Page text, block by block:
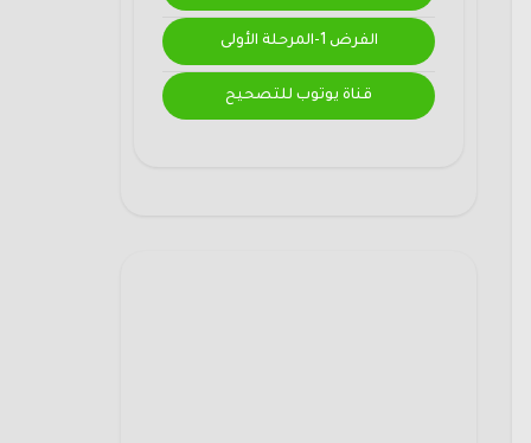
الفرض 1-المرحلة الأولى
قناة يوتوب للتصحيح